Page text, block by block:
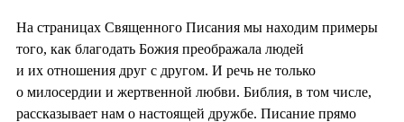
На страницах Священного Писания мы находим примеры
того, как благодать Божия преображала людей
и их отношения друг с другом. И речь не только
о милосердии и жертвенной любви. Библия, в том числе,
рассказывает нам о настоящей дружбе. Писание прямо